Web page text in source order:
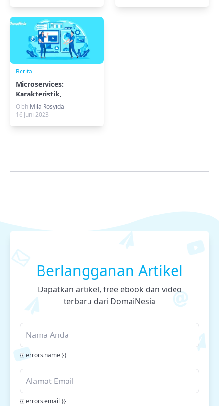
Berita
Microservices:
Karakteristik,
Kelebihan, & Perbedaan
Oleh Mila Rosyida
16 Juni 2023
Berlangganan Artikel
Dapatkan artikel, free ebook dan video
terbaru dari DomaiNesia
{{ errors.name }}
{{ errors.email }}